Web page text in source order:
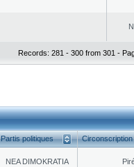
Records: 281 - 300 from 301 -
Partis politiques Circonscription
NEA DΙMOKRATIA